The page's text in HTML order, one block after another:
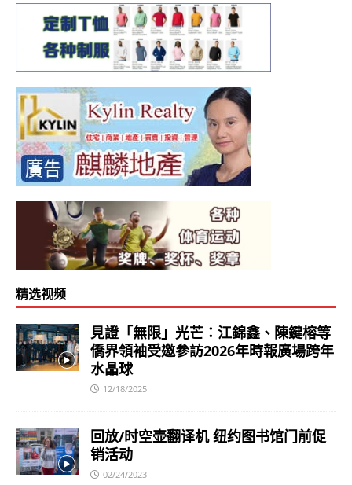
精选视频
見證「無限」光芒：江錦鑫、陳鍵榕等
僑界領袖受邀參訪2026年時報廣場跨年
水晶球
12/18/2025
回放/时空壶翻译机 纽约图书馆门前促
销活动
02/24/2023